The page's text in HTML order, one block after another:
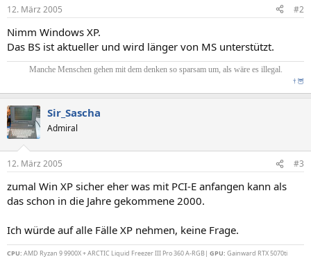
12. März 2005 #2
Nimm Windows XP.
Das BS ist aktueller und wird länger von MS unterstützt.
Manche Menschen gehen mit dem denken so sparsam um, als wäre es illegal.
† 🦉
Sir_Sascha
Admiral
12. März 2005 #3
zumal Win XP sicher eher was mit PCI-E anfangen kann als
das schon in die Jahre gekommene 2000.
Ich würde auf alle Fälle XP nehmen, keine Frage.
CPU: AMD Ryzan 9 9900X + ARCTIC Liquid Freezer III Pro 360 A-RGB| GPU: Gainward RTX 5070ti